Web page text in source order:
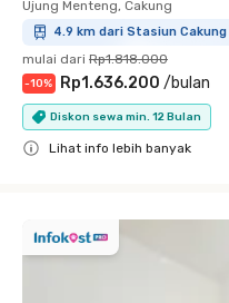
Ujung Menteng, Cakung
4.9 km dari Stasiun Cakung
mulai dari Rp1.818.000
-10% Rp1.636.200 /bulan
Diskon sewa min. 12 Bulan
Lihat info lebih banyak